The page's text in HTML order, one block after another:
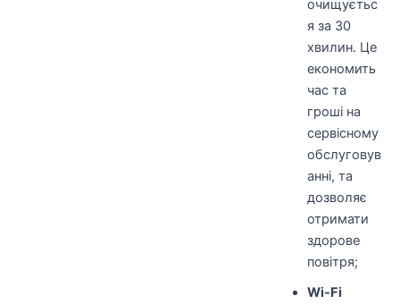
очищуєтьс
я за 30
хвилин. Це
економить
час та
гроші на
сервісному
обслуговув
анні, та
дозволяє
отримати
здорове
повітря;
Wi-Fi